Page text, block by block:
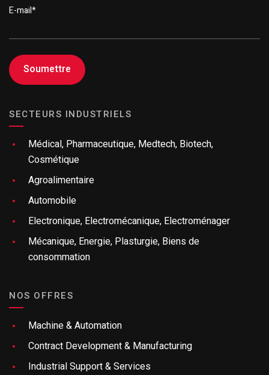
E-mail*
SECTEURS INDUSTRIELS
Médical, Pharmaceutique, Medtech, Biotech,
Cosmétique
Agroalimentaire
Automobile
Electronique, Electromécanique, Electroménager
Mécanique, Energie, Plasturgie, Biens de
consommation
NOS OFFRES
Machine & Automation
Contract Development & Manufacturing
Industrial Support & Services